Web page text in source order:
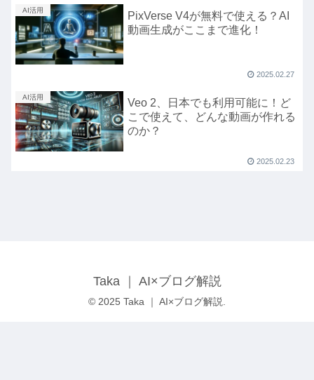
AI活用
PixVerse V4が無料で使える？AI
動画生成がここまで進化！
2025.02.27
AI活用
Veo 2、日本でも利用可能に！ど
こで使えて、どんな動画が作れる
のか？
2025.02.23
Taka ｜ AI×ブログ解説
© 2025 Taka ｜ AI×ブログ解説.